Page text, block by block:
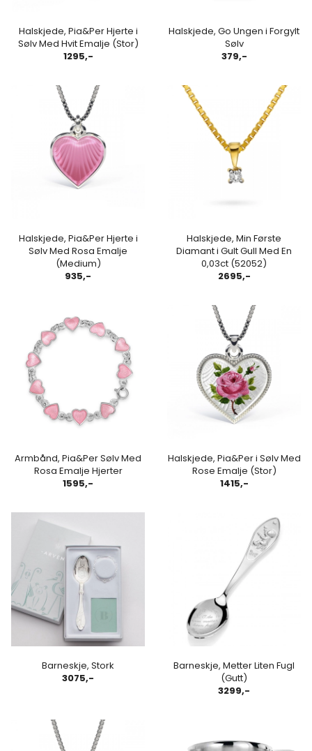
Halskjede, Pia&Per Hjerte i
Sølv Med Hvit Emalje (Stor)
1295,-
Halskjede, Go Ungen i Forgylt
Sølv
379,-
Halskjede, Pia&Per Hjerte i
Sølv Med Rosa Emalje
(Medium)
935,-
Halskjede, Min Første
Diamant i Gult Gull Med En
0,03ct (52052)
2695,-
Armbånd, Pia&Per Sølv Med
Rosa Emalje Hjerter
1595,-
Halskjede, Pia&Per i Sølv Med
Rose Emalje (Stor)
1415,-
Barneskje, Stork
3075,-
Barneskje, Metter Liten Fugl
(Gutt)
3299,-